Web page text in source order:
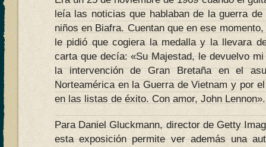
leía las noticias que hablaban de la guerra
niños en Biafra. Cuentan que en ese
le pidió que cogiera la medalla y la llevara
carta que decía: «Su Majestad, le devuelvo
la intervención de Gran Bretaña en el
Norteamérica en la Guerra de Vietnam y por el
en las listas de éxito. Con amor, John Lennon».
Para Daniel Gluckmann, director de Getty
esta exposición permite ver además una